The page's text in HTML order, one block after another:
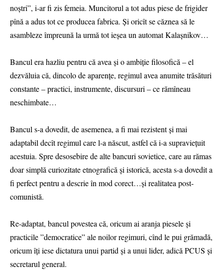
noștri”, i-ar fi zis femeia. Muncitorul a tot adus piese de frigider
pînă a adus tot ce producea fabrica. Și oricît se căznea să le
asambleze împreună la urmă tot ieșea un automat Kalașnikov…
Bancul era hazliu pentru că avea și o ambiție filosofică – el
dezvăluia că, dincolo de aparențe, regimul avea anumite trăsături
constante – practici, instrumente, discursuri – ce rămîneau
neschimbate…
Bancul s-a dovedit, de asemenea, a fi mai rezistent și mai
adaptabil decît regimul care l-a născut, astfel că i-a supraviețuit
acestuia. Spre desosebire de alte bancuri sovietice, care au rămas
doar simplă curiozitate etnografică și istorică, acesta s-a dovedit a
fi perfect pentru a descrie în mod corect…și realitatea post-
comunistă.
Re-adaptat, bancul povestea că, oricum ai aranja piesele și
practicile ”democratice” ale noilor regimuri, cînd le pui grămadă,
oricum îți iese dictatura unui partid și a unui lider, adică PCUS și
secretarul general.